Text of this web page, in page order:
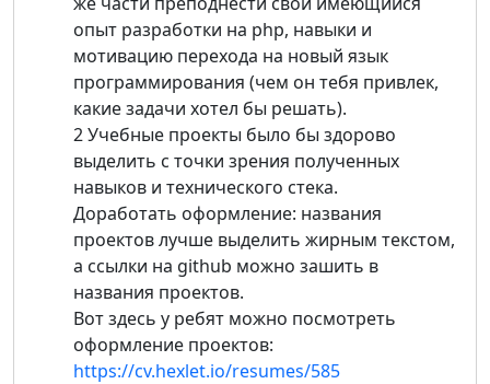
опыт разработки на php, навыки и
мотивацию перехода на новый язык
программирования (чем он тебя привлек,
какие задачи хотел бы решать).
2 Учебные проекты было бы здорово
выделить с точки зрения полученных
навыков и технического стека.
Доработать оформление: названия
проектов лучше выделить жирным текстом,
а ссылки на github можно зашить в
названия проектов.
Вот здесь у ребят можно посмотреть
оформление проектов:
https://cv.hexlet.io/resumes/585